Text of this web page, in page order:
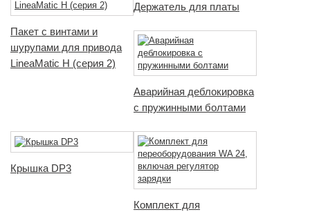
Пакет с винтами и
шурупами для привода
LineaMatic H (серия 2)
Держатель для платы
Аварийная деблокировка
с пружинными болтами
Крышка DP3
Комплект для